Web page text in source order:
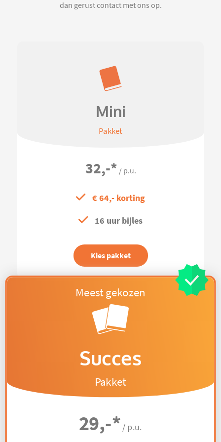
dan gerust contact met ons op.
Mini
Pakket
32,-* / p.u.
€ 64,- korting
16 uur bijles
Kies pakket
Succes
Pakket
29,-* / p.u.